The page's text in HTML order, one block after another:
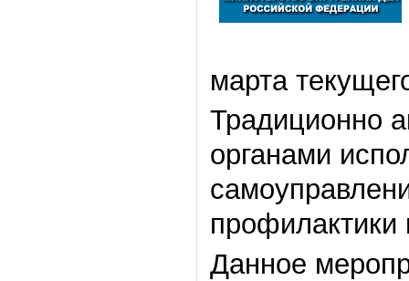
марта
Традиционно
органами
профилактики
Данное